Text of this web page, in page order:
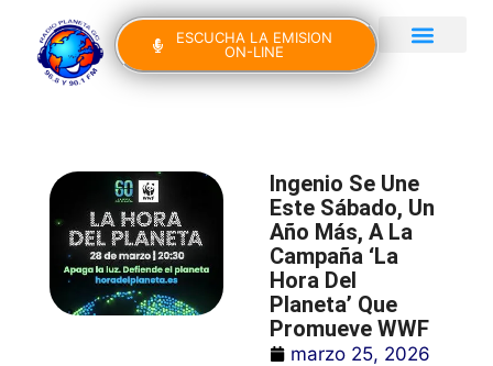
ESCUCHA LA EMISION
ON-LINE
Ingenio Se Une
Este Sábado, Un
Año Más, A La
Campaña ‘La
Hora Del
Planeta’ Que
Promueve WWF
marzo 25, 2026